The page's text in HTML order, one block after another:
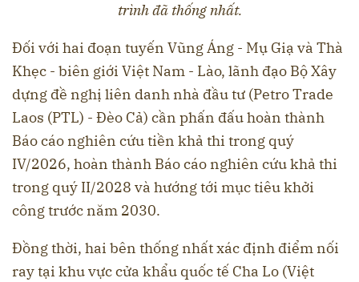
trình đã thống nhất.
Đối với hai đoạn tuyến Vũng Áng - Mụ Giạ và Thà
Khẹc - biên giới Việt Nam - Lào, lãnh đạo Bộ Xây
dựng đề nghị liên danh nhà đầu tư (Petro Trade
Laos (PTL) - Đèo Cả) cần phấn đấu hoàn thành
Báo cáo nghiên cứu tiền khả thi trong quý
IV/2026, hoàn thành Báo cáo nghiên cứu khả thi
trong quý II/2028 và hướng tới mục tiêu khởi
công trước năm 2030.
Đồng thời, hai bên thống nhất xác định điểm nối
ray tại khu vực cửa khẩu quốc tế Cha Lo (Việt